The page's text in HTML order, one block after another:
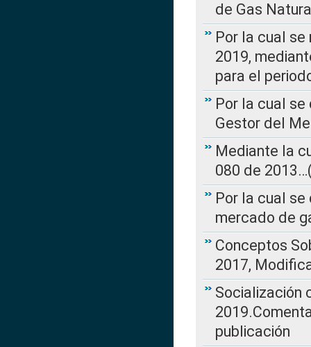
de Gas
Por la cual se
2019,
para el
Por la cual
Gestor del
Mediante la
080 de
Por la cual
mercado de
Conceptos
2017,
Socialización
publicación